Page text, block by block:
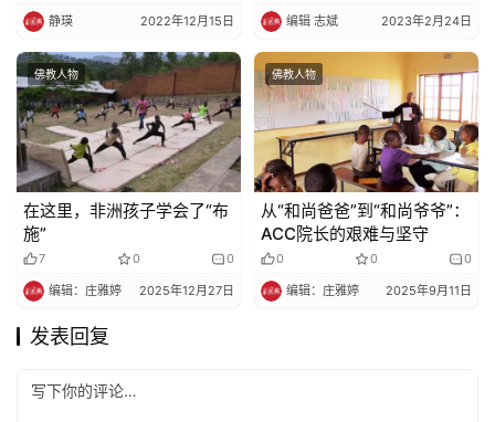
静瑛 2022年12月15日 编辑 志斌 2023年2月24日
佛教人物
在这里，非洲孩子学会了“布
施”
7 0 0
编辑：庄雅婷 2025年12月27日
佛教人物
从“和尚爸爸”到“和尚爷爷”：
ACC院长的艰难与坚守​​
0 0 0
编辑：庄雅婷 2025年9月11日
发表回复